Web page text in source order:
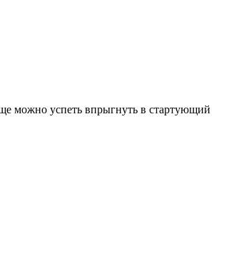
можно успеть впрыгнуть в стартующий